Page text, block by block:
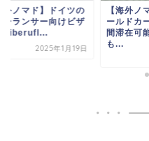
外ノマド】ドイツの
ーランサー向けビザ
2025年1月19日
【海外ノ
ールドカ
間滞在可
も...